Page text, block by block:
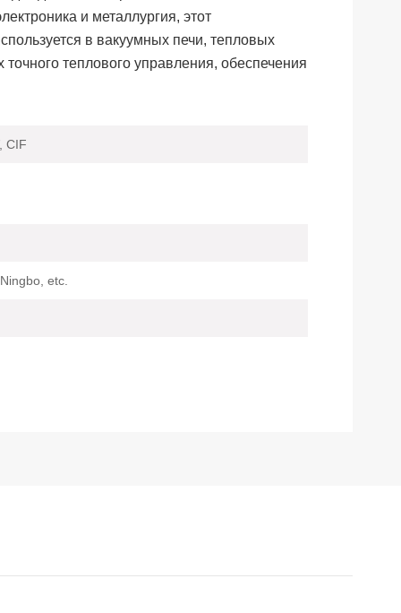
и металлургия, этот
в вакуумных печи, тепловых
теплового управления, обеспечения
CIF
etc.